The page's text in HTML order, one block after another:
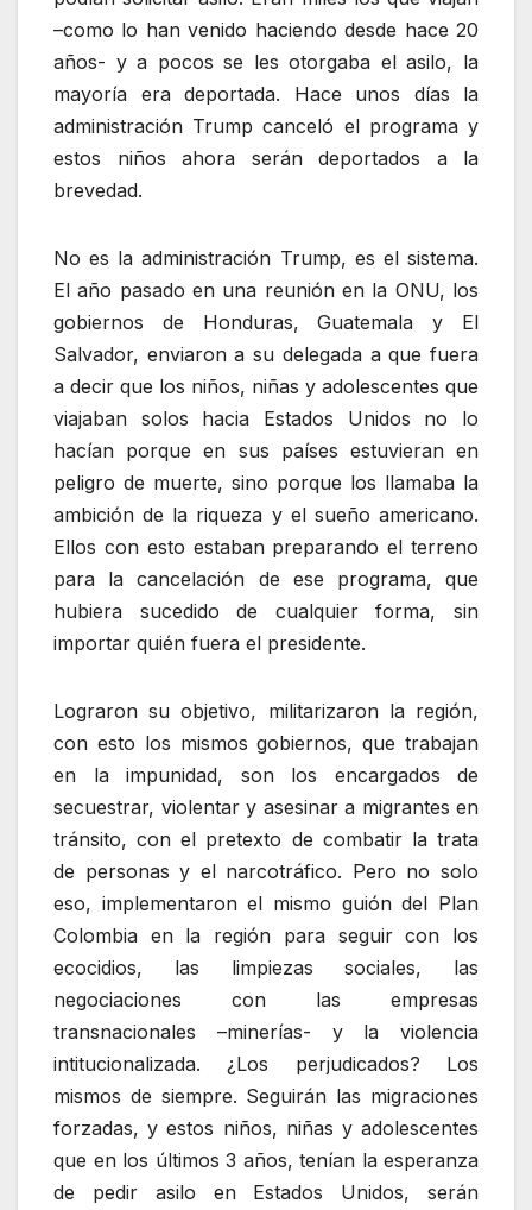
–como lo han venido haciendo desde hace 20
años- y a pocos se les otorgaba el asilo, la
mayoría era deportada. Hace unos días la
administración Trump canceló el programa y
estos niños ahora serán deportados a la
brevedad.
No es la administración Trump, es el sistema.
El año pasado en una reunión en la ONU, los
gobiernos de Honduras, Guatemala y El
Salvador, enviaron a su delegada a que fuera
a decir que los niños, niñas y adolescentes que
viajaban solos hacia Estados Unidos no lo
hacían porque en sus países estuvieran en
peligro de muerte, sino porque los llamaba la
ambición de la riqueza y el sueño americano.
Ellos con esto estaban preparando el terreno
para la cancelación de ese programa, que
hubiera sucedido de cualquier forma, sin
importar quién fuera el presidente.
Lograron su objetivo, militarizaron la región,
con esto los mismos gobiernos, que trabajan
en la impunidad, son los encargados de
secuestrar, violentar y asesinar a migrantes en
tránsito, con el pretexto de combatir la trata
de personas y el narcotráfico. Pero no solo
eso, implementaron el mismo guión del Plan
Colombia en la región para seguir con los
ecocidios, las limpiezas sociales, las
negociaciones con las empresas
transnacionales –minerías- y la violencia
intitucionalizada. ¿Los perjudicados? Los
mismos de siempre. Seguirán las migraciones
forzadas, y estos niños, niñas y adolescentes
que en los últimos 3 años, tenían la esperanza
de pedir asilo en Estados Unidos, serán